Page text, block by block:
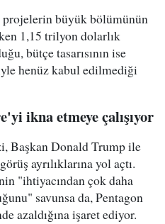
büyük bölümünün
1,15 trilyon dolarlık
bütçe tasarısının ise
henüz kabul edilmediği
ikna etmeye çalışıyor
Başkan Donald Trump ile
ayrılıklarına yol açtı.
"ihtiyacından çok daha
savunsa da, Pentagon
azaldığına işaret ediyor.